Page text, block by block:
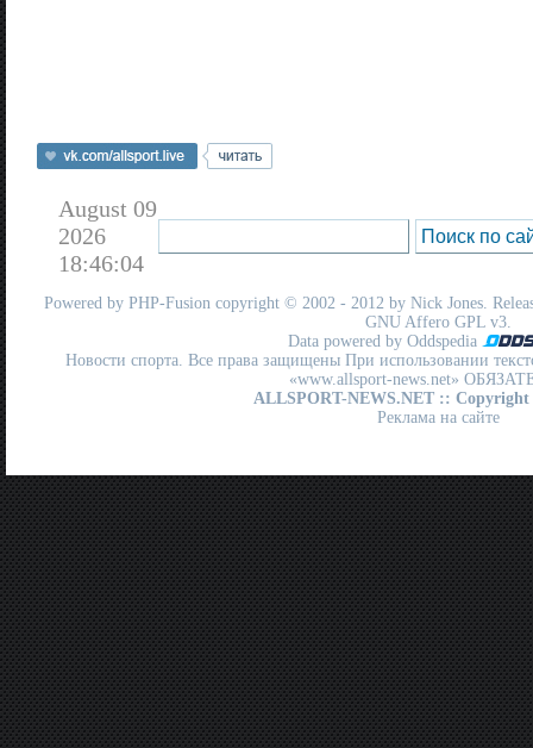
August 09
2026
18:46:04
Powered by PHP-Fusion copyright © 2002 - 2012 by Nick Jones.
GNU Affero GPL v3.
Data powered by Oddspedia
Новости спорта. Все права защищены При использовании
«www.allsport-news.net»
ALLSPORT-NEWS.NET :: Copyright
Реклама на сайте